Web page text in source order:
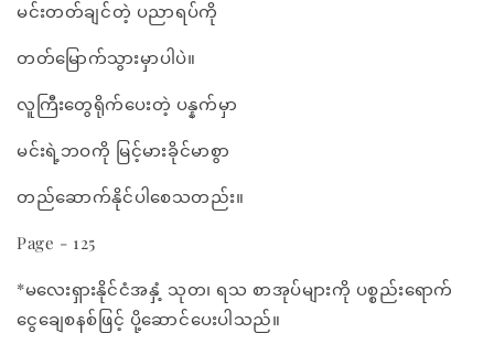
မင်းတတ်ချင်တဲ့ ပညာရပ်ကို
တတ်မြောက်သွားမှာပါပဲ။
လူကြီးတွေရိုက်ပေးတဲ့ ပန္နက်မှာ
မင်းရဲ့ဘဝကို မြင့်မားခိုင်မာစွာ
တည်ဆောက်နိုင်ပါစေသတည်း။
Page - 125
*မလေးရှားနိုင်ငံအနှံ့ သုတ၊ ရသ စာအုပ်များကို ပစ္စည်းရောက်
ငွေချေစနစ်ဖြင့် ပို့ဆောင်ပေးပါသည်။